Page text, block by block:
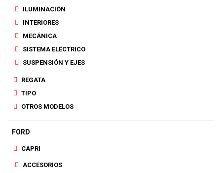
ILUMINACIÓN
INTERIORES
MECÁNICA
SISTEMA ELÉCTRICO
SUSPENSIÓN Y EJES
REGATA
TIPO
OTROS MODELOS
FORD
CAPRI
ACCESORIOS